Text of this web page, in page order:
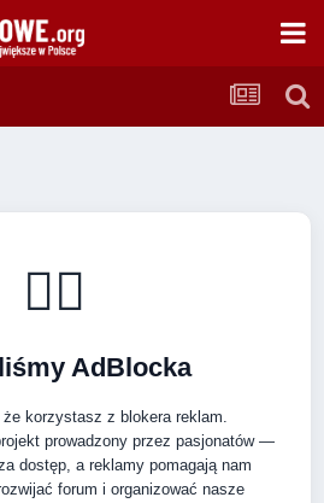
🚴‍♂️
AdBlocka
korzystasz z blokera reklam.
prowadzony przez pasjonatów —
dostęp, a reklamy pomagają nam
forum i organizować nasze